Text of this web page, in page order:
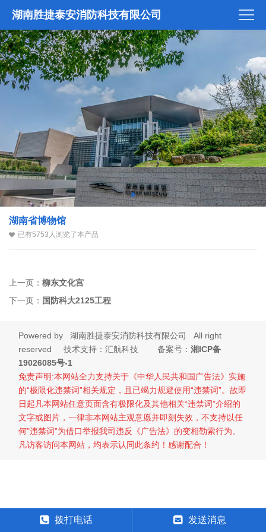
湖南胜捷泰安消防科技有限公司
湖南省博物馆
已有5753人浏览了本产品
上一页： 柳东文化宫
下一页： 国防科大2125工程
Powered by湖南胜捷泰安消防科技有限公司
All right
reserved 技术支持：汇航科技 备案号：湘ICP备
19026085号-1
免责声明:本网站全力支持关于《中华人民共和国广告法》实施
的“极限化违禁词”相关规定，且已竭力规避使用“违禁词”。故即
日起凡本网站任意页面含有极限化及其他相关“违禁词”介绍的
文字或图片，一律非本网站主观意愿并即刻失效，不支持以任
何"违禁词”为借口举报我司违反《广告法》的变相勒索行为。
凡访客访问本网站，均表示认同此条约！感谢配合！
拨打电话 发送消息